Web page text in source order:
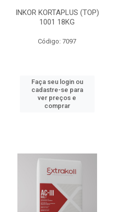
INKOR KORTAPLUS (TOP)
1001 18KG
Código: 7097
Faça seu login ou
cadastre-se para
ver preços e
comprar